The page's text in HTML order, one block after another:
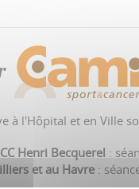
à l'Hôpital et en Ville
Henri Becquerel :
et au Havre: